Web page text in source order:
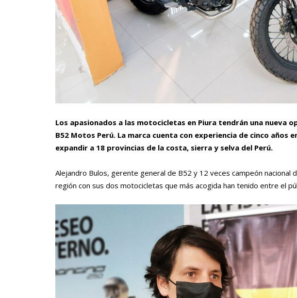
Los apasionados a las motocicletas en Piura tendrán una nueva
B52 Motos Perú. La marca cuenta con experiencia de cinco años
expandir a 18 provincias de la costa, sierra y selva del Perú.
Alejandro Bulos, gerente general de B52 y 12 veces campeón nacional
región con sus dos motocicletas que más acogida han tenido entre el